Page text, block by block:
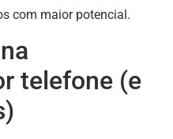
com maior potencial.
telefone (e